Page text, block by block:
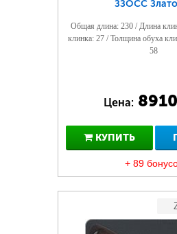
ЗЗОСС
Общая длина: 230 / Длина
клинка: 27 / Толщина обуха
58
Цена: 8910
КУПИТЬ
+ 89